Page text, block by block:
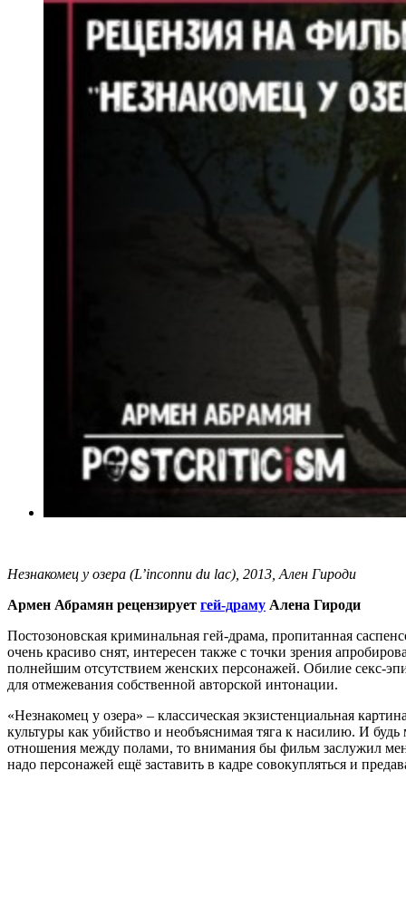
Незнакомец у озера (L’inconnu du lac), 2013, Ален Гироди
Армен Абрамян рецензирует гей-драму Алена Гироди
Постозоновская криминальная гей-драма, пропитанная
очень красиво снят, интересен также с точки зрения
полнейшим отсутствием женских персонажей. Обилие секс-
для отмежевания собственной авторской интонации.
«Незнакомец у озера» – классическая экзистенциальная
культуры как убийство и необъяснимая тяга к насилию. И
отношения между полами, то внимания бы фильм заслужил
надо персонажей ещё заставить в кадре совокупляться и